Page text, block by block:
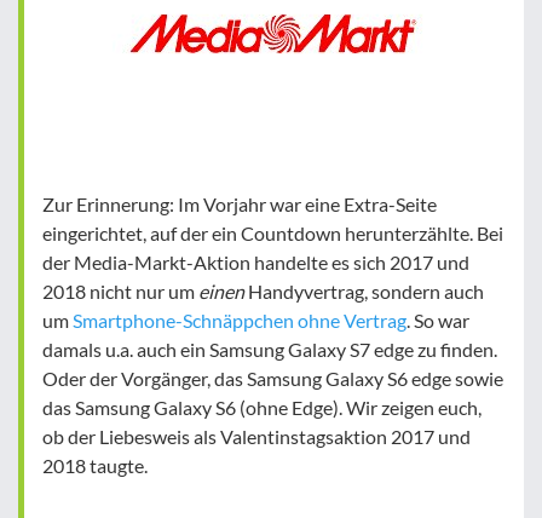
Zur Erinnerung: Im Vorjahr war eine Extra-Seite
eingerichtet, auf der ein Countdown herunterzählte. Bei
der Media-Markt-Aktion handelte es sich 2017 und
2018 nicht nur um einenHandyvertrag, sondern auch
umSmartphone-Schnäppchen ohne Vertrag. So war
damals u.a. auch ein Samsung Galaxy S7 edge zu finden.
Oder der Vorgänger, das Samsung Galaxy S6 edge sowie
das Samsung Galaxy S6 (ohne Edge). Wir zeigen euch,
ob der Liebesweis als Valentinstagsaktion 2017 und
2018 taugte.